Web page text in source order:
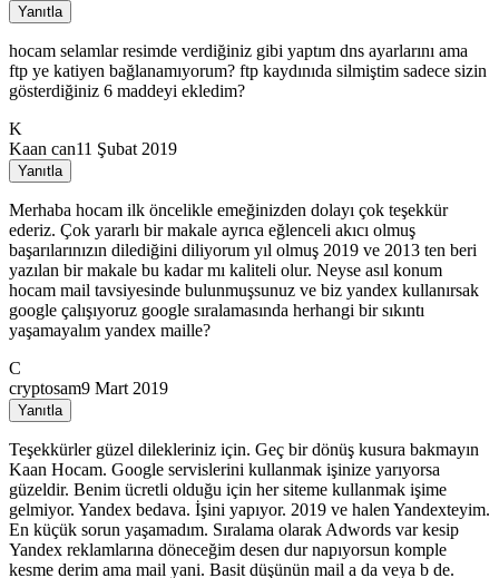
Yanıtla
hocam selamlar resimde verdiğiniz gibi yaptım dns ayarlarını ama
ftp ye katiyen bağlanamıyorum? ftp kaydınıda silmiştim sadece sizin
gösterdiğiniz 6 maddeyi ekledim?
K
Kaan can11 Şubat 2019
Yanıtla
Merhaba hocam ilk öncelikle emeğinizden dolayı çok teşekkür
ederiz. Çok yararlı bir makale ayrıca eğlenceli akıcı olmuş
başarılarınızın dilediğini diliyorum yıl olmuş 2019 ve 2013 ten beri
yazılan bir makale bu kadar mı kaliteli olur. Neyse asıl konum
hocam mail tavsiyesinde bulunmuşsunuz ve biz yandex kullanırsak
google çalışıyoruz google sıralamasında herhangi bir sıkıntı
yaşamayalım yandex maille?
C
cryptosam9 Mart 2019
Yanıtla
Teşekkürler güzel dilekleriniz için. Geç bir dönüş kusura bakmayın
Kaan Hocam. Google servislerini kullanmak işinize yarıyorsa
güzeldir. Benim ücretli olduğu için her siteme kullanmak işime
gelmiyor. Yandex bedava. İşini yapıyor. 2019 ve halen Yandexteyim.
En küçük sorun yaşamadım. Sıralama olarak Adwords var kesip
Yandex reklamlarına döneceğim desen dur napıyorsun komple
kesme derim ama mail yani. Basit düşünün mail a da veya b de.